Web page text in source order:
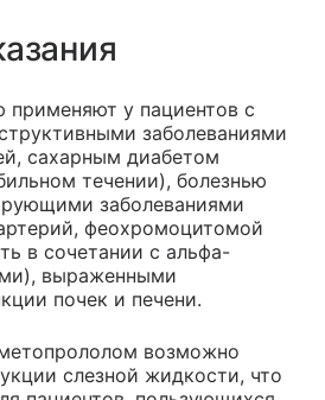
у пациентов с
заболеваниями
сахарным диабетом
течении), болезнью
заболеваниями
феохромоцитомой
в сочетании с альфа-
выраженными
почек и печени.
возможно
слезной жидкости, что